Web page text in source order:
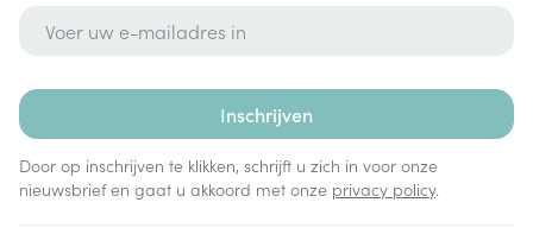
Inschrijven
Door op inschrijven te klikken, schrijft u zich in voor onze
nieuwsbrief en gaat u akkoord met onze privacy policy.